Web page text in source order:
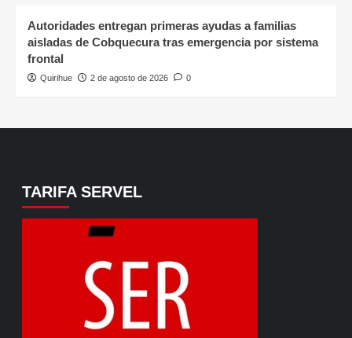
Autoridades entregan primeras ayudas a familias
aisladas de Cobquecura tras emergencia por sistema
frontal
Quirihue 2 de agosto de 2026 0
TARIFA SERVEL